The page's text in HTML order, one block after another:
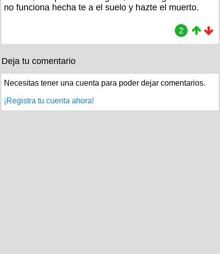
no funciona hecha te a el suelo y hazte el muerto.
2
Deja tu comentario
Necesitas tener una cuenta para poder dejar comentarios.
¡Registra tu cuenta ahora!